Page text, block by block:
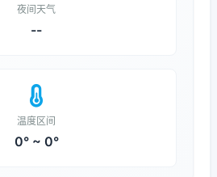
夜间天气
--
温度区间
0° ~ 0°